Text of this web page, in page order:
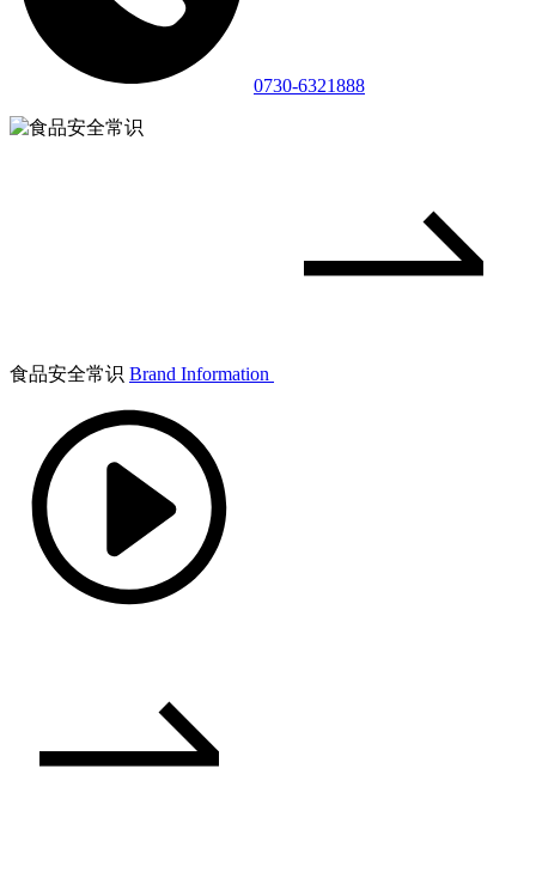
0730-6321888
食品安全常识 Brand Information